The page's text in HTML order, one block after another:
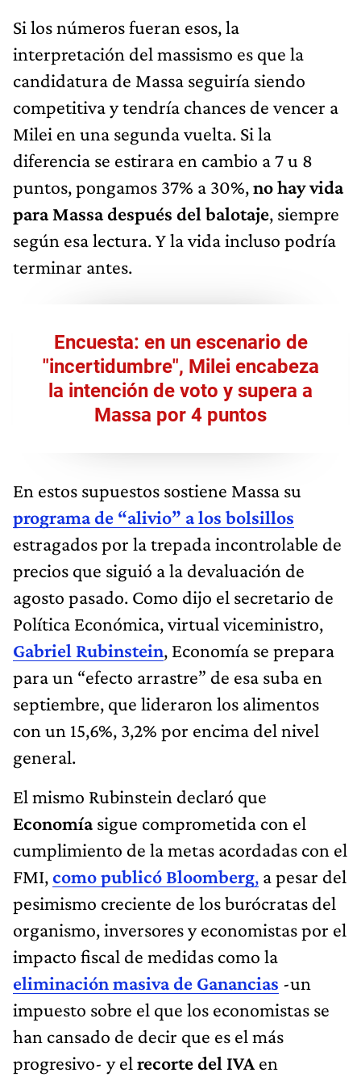
Si los números fueran esos, la
interpretación del massismo es que la
candidatura de Massa seguiría siendo
competitiva y tendría chances de vencer a
Milei en una segunda vuelta. Si la
diferencia se estirara en cambio a 7 u 8
puntos, pongamos 37% a 30%,no hay vida
para Massa después del balotaje, siempre
según esa lectura. Y la vida incluso podría
terminar antes.
Encuesta: en un escenario de
"incertidumbre", Milei encabeza
la intención de voto y supera a
Massa por 4 puntos
En estos supuestos sostiene Massa su
programa de “alivio” a los bolsillos
estragados por la trepada incontrolable de
precios que siguió a la devaluación de
agosto pasado. Como dijo el secretario de
Política Económica, virtual viceministro,
Gabriel Rubinstein, Economía se prepara
para un “efecto arrastre” de esa suba en
septiembre, que lideraron los alimentos
con un 15,6%, 3,2% por encima del nivel
general.
El mismo Rubinstein declaró que
Economíasigue comprometida con el
cumplimiento de la metas acordadas con el
FMI,como publicó Bloomberg, a pesar del
pesimismo creciente de los burócratas del
organismo, inversores y economistas por el
impacto fiscal de medidas como la
eliminación masiva de Ganancias -un
impuesto sobre el que los economistas se
han cansado de decir que es el más
progresivo- y el recorte del IVA en